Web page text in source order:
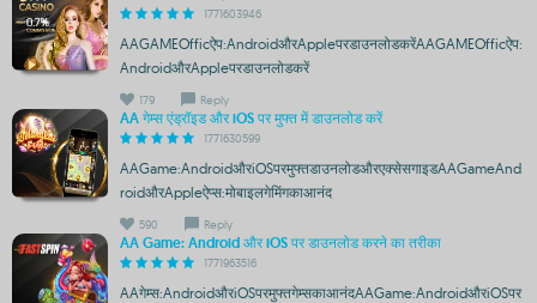
1771603946
AAGAMEOfficऐप:AndroidऔरAppleपरडाउनलोडकरेंAAGAMEOfficऐप:
AndroidऔरAppleपरडाउनलोडकरें
179 Reply
AA गेम्स एंड्रॉइड और iOS पर मुफ्त में डाउनलोड करें
1771630599
AAGame:AndroidऔरiOSपरमुफ्तडाउनलोडऔरएक्सेसगाइडAAGameAnd
roidऔरAppleऐप्स:मोबाइलगेमिंगकाआनंद
590 Reply
AA Game: Android और iOS पर डाउनलोड करने का तरीका
1771963516
AAगेम्स:AndroidऔरiOSपरमुफ्तगेम्सकाआनंदAAGame:AndroidऔरiOSपर